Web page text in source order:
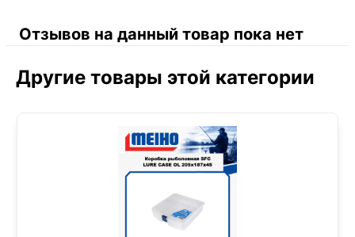
Отзывов на данный товар пока нет
Другие товары этой категории